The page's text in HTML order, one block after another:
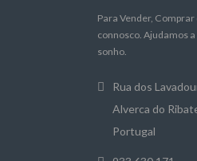
Para Vender,
connosco. Ajudamos
sonho.
Rua dos
Alverca do
Portugal